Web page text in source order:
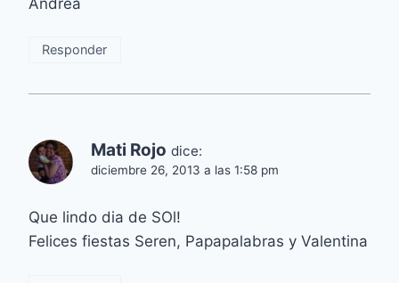
Responder
Mati Rojo dice:
diciembre 26, 2013 a las 1:58 pm
Que lindo dia de SOl!
Felices fiestas Seren, Papapalabras y Valentina